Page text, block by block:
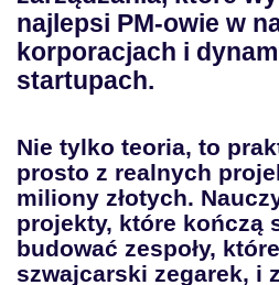
najlepsi PM-owie w
korporacjach i
startupach.
Nie tylko teoria, to
prosto z realnych
miliony złotych.
projekty, które kończą
budować zespoły,
szwajcarski zegarek, i